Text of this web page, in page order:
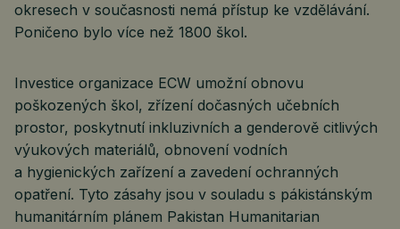
okresech v současnosti nemá přístup ke vzdělávání.
Poničeno bylo více než 1800 škol.
Investice organizace ECW umožní obnovu
poškozených škol, zřízení dočasných učebních
prostor, poskytnutí inkluzivních a genderově citlivých
výukových materiálů, obnovení vodních
a hygienických zařízení a zavedení ochranných
opatření. Tyto zásahy jsou v souladu s pákistánským
humanitárním plánem Pakistan Humanitarian